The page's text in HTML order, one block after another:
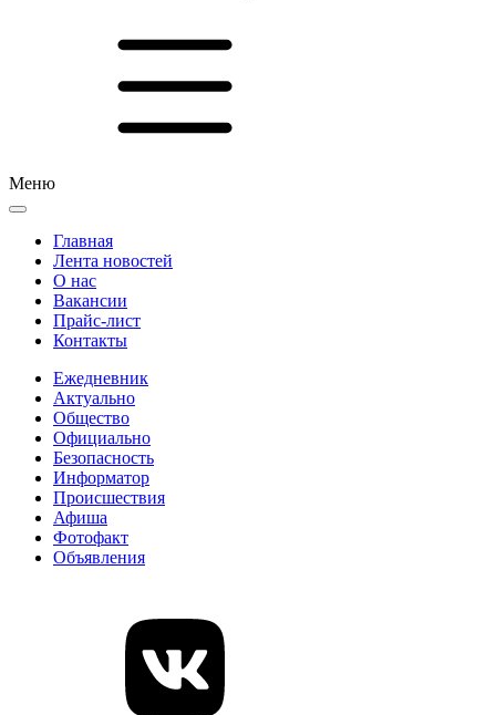
Меню
Главная
Лента новостей
О нас
Вакансии
Прайс-лист
Контакты
Ежедневник
Актуально
Общество
Официально
Безопасность
Информатор
Происшествия
Афиша
Фотофакт
Объявления